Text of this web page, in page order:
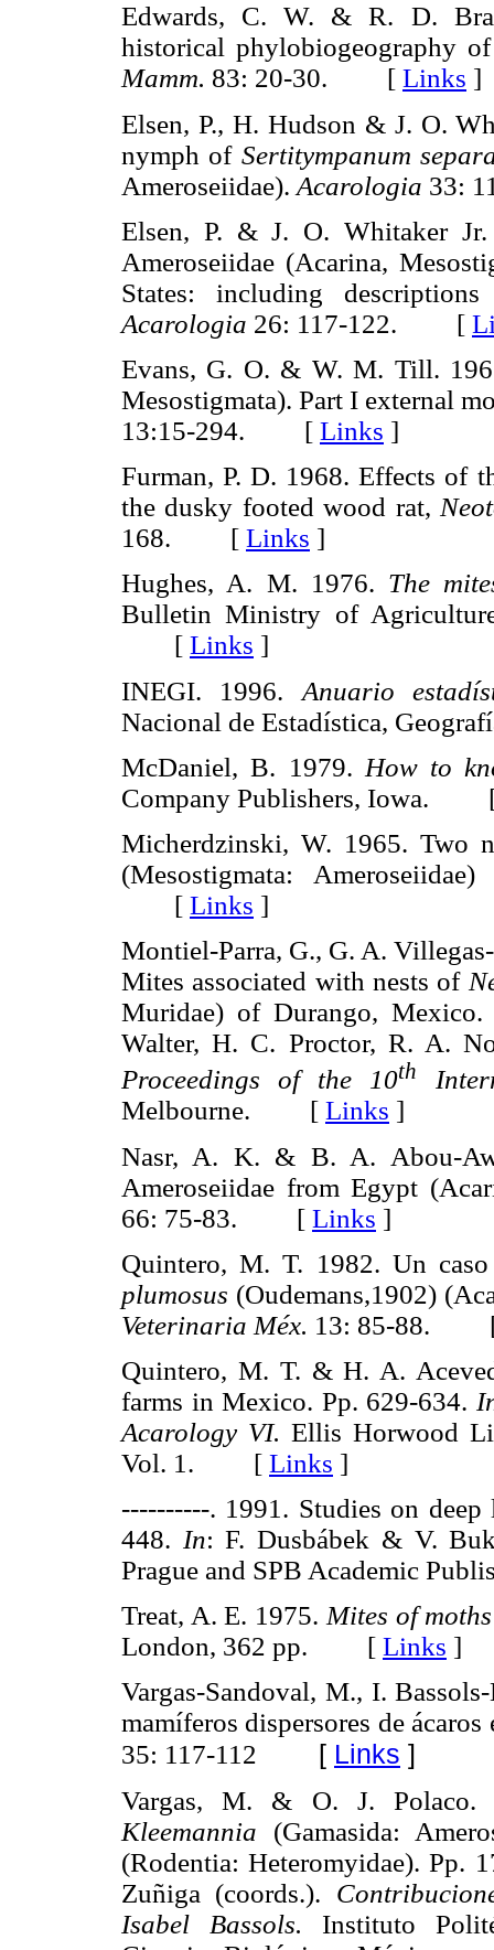
Edwards, C. W. & R. D.
historical phylobiogeography
Mamm. 83: 20-30. [ Links ]
Elsen, P., H. Hudson & J. O.
nymph of Sertitympanum
Ameroseiidae). Acarologia 33:
Elsen, P. & J. O. Whitaker
Ameroseiidae (Acarina,
States: including
Acarologia 26: 117-122. [
Evans, G. O. & W. M. Till.
Mesostigmata). Part I external
13:15-294. [ Links ]
Furman, P. D. 1968. Effects of
the dusky footed wood rat,
168. [ Links ]
Hughes, A. M. 1976. The
Bulletin Ministry of
[ Links ]
INEGI. 1996. Anuario
Nacional de Estadística,
McDaniel, B. 1979. How to
Company Publishers, Iowa.
Micherdzinski, W. 1965. Two
(Mesostigmata:
[ Links ]
Montiel-Parra, G., G. A.
Mites associated with nests of
Muridae) of Durango,
Walter, H. C. Proctor, R. A.
Proceedings of the 10th
Melbourne. [ Links ]
Nasr, A. K. & B. A. Abou-
Ameroseiidae from Egypt
66: 75-83. [ Links ]
Quintero, M. T. 1982. Un
plumosus (Oudemans,1902)
Veterinaria Méx. 13: 85-88.
Quintero, M. T. & H. A.
farms in Mexico. Pp. 629-634.
Acarology VI. Ellis Horwood
Vol. 1. [ Links ]
----------. 1991. Studies on
448. In: F. Dusbábek & V.
Prague and SPB Academic
Treat, A. E. 1975. Mites of
London, 362 pp. [ Links ]
Vargas-Sandoval, M., I.
mamíferos dispersores de
35: 117-112 [ Links ]
Vargas, M. & O. J. Polaco.
Kleemannia (Gamasida:
(Rodentia: Heteromyidae). Pp.
Zuñiga (coords.).
Isabel Bassols. Instituto